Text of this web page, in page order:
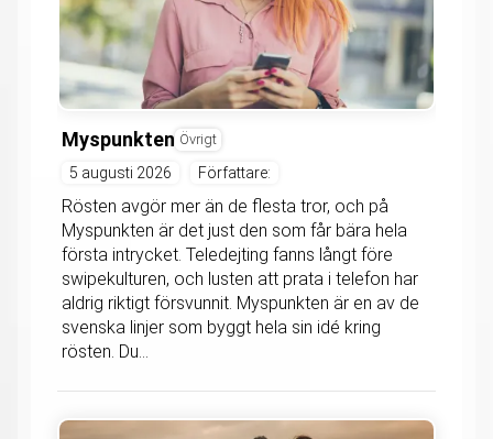
Myspunkten Övrigt
5 augusti 2026 Författare:
Rösten avgör mer än de flesta tror, och på
Myspunkten är det just den som får bära hela
första intrycket. Teledejting fanns långt före
swipekulturen, och lusten att prata i telefon har
aldrig riktigt försvunnit. Myspunkten är en av de
svenska linjer som byggt hela sin idé kring
rösten. Du...